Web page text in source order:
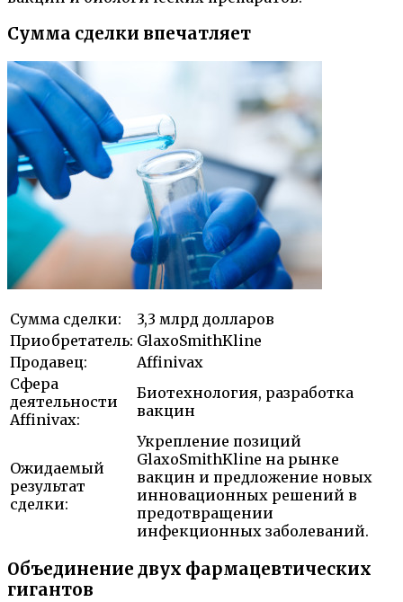
Сумма сделки впечатляет
Сумма сделки:
3,3 млрд долларов
Приобретатель: GlaxoSmithKline
Продавец:
Affinivax
Сфера
деятельности
Affinivax:
Биотехнология, разработка
вакцин
Ожидаемый
результат
сделки:
Укрепление позиций
GlaxoSmithKline на рынке
вакцин и предложение новых
инновационных решений в
предотвращении
инфекционных заболеваний.
Объединение двух фармацевтических
гигантов